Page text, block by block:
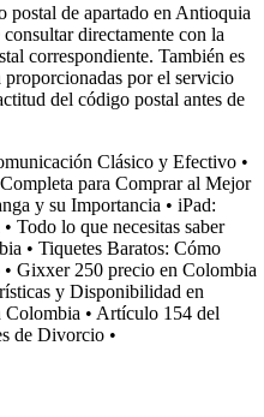
postal de apartado en Antioquia
directamente con la
correspondiente. También es
por el servicio
del código postal antes de
Clásico y Efectivo •
para Comprar al Mejor
y su Importancia • iPad:
• Todo lo que necesitas saber
• Tiquetes Baratos: Cómo
• Gixxer 250 precio en Colombia
y Disponibilidad en
Colombia • Artículo 154 del
de Divorcio •